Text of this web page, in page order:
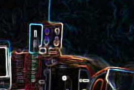
Noix de cajou caramélisées
au sésame